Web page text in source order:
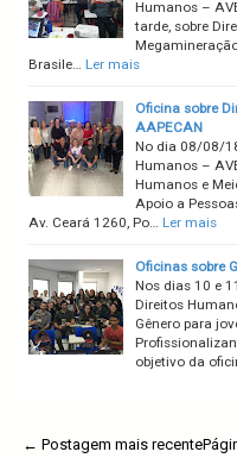
Humanos –
tarde, sobre
Brasile… Ler mais
Oficina sobre
AAPECAN
No dia 08/08/
Humanos –
Humanos e
Apoio a
Av. Ceará 1260, Po… Ler mais
Oficinas sobre
Nos dias 10 e
Direitos
Gênero para
objetivo da
← Postagem mais recente